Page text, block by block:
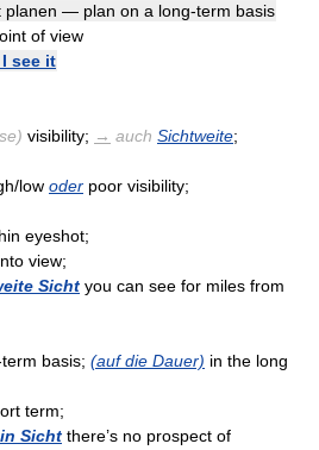
planen — plan on a long-term basis
of view
see it
visibility; → auch Sichtweite;
low oder poor visibility;
eyeshot;
view;
Sicht you can see for miles from
basis; (auf die Dauer) in the long
term;
Sicht there’s no prospect of